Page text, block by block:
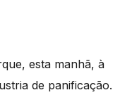
esta manhã, à
de panificação.